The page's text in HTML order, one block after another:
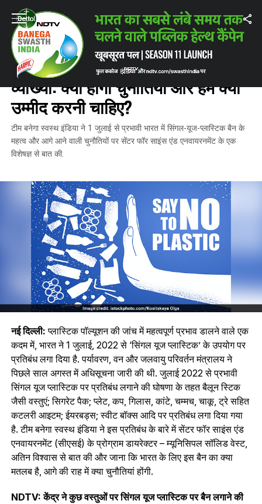
Home / ताज़ातरीन ख़बरें भारत में सिंगल यूज प्लास्टिक बैन की व्याख्या: क्या होंगी
ताज़ातरीन ख़बरें
भारत में सिंगल यूज प्लास्टिक बैन की
व्याख्या: क्या होंगी चुनौतियां और हमें क्या
उम्मीद करनी चाहिए?
टीम बनेगा स्वस्थ इंडिया ने 1 जुलाई से प्रभावी भारत में सिंगल-यूज-प्लास्टिक बैन के
महत्व और आगे आने वाली चुनौतियों पर सेंटर फॉर साइंस एंड एनवायरनमेंट के एक
विशेषज्ञ से बात की.
नई दिल्ली: प्लास्टिक पॉल्‍यूशन की जांच में महत्वपूर्ण प्रभाव डालने वाले एक
कदम में, भारत ने 1 जुलाई, 2022 से ‘सिंगल यूज प्लास्टिक’ के उपयोग पर
प्रतिबंध लगा दिया है. पर्यावरण, वन और जलवायु परिवर्तन मंत्रालय ने
पिछले साल अगस्त में अधिसूचना जारी की थी. जुलाई 2022 से प्रभावी
सिंगल यूज प्लास्टिक पर प्रतिबंध लगाने की घोषणा के तहत बैलून स्टिक
जैसी वस्तुएं; सिगरेट पैक; प्लेट, कप, गिलास, कांटे, चम्मच, चाकू, ट्रे सहित
कटलरी आइटम; ईयरबड्स; स्‍वीट बॉक्‍स आदि पर प्रतिबंध लगा दिया गया
है. टीम बनेगा स्वस्थ इंडिया ने इस प्रतिबंध के बारे में सेंटर फॉर साइंस एंड
एनवायरनमेंट (सीएसई) के प्रोग्राम डायरेक्टर – म्यूनिसिपल सॉलिड वेस्ट,
अतिन विश्वास से बात की और जाना कि भारत के लिए इस बैन का क्या
मतलब है, आगे की राह में क्या चुनौतियां होंगी.
NDTV: केंद्र ने कुछ वस्तुओं पर सिंगल यूज प्लास्टिक पर बैन लगाने की